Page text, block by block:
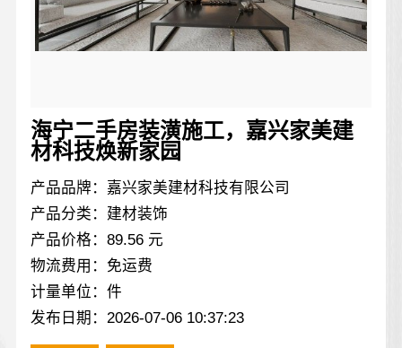
海宁二手房装潢施工，嘉兴家美建
材科技焕新家园
产品品牌：嘉兴家美建材科技有限公司
产品分类：建材装饰
产品价格：89.56 元
物流费用：免运费
计量单位：件
发布日期：2026-07-06 10:37:23